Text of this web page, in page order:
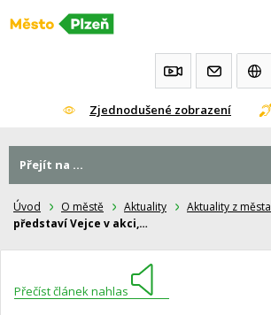
Přeskočit
Zjednodušené zobrazení
Úvod O městě Aktuality Aktuality z města
představí Vejce v akci,…
Přečíst článek nahlas
Přejít na ...